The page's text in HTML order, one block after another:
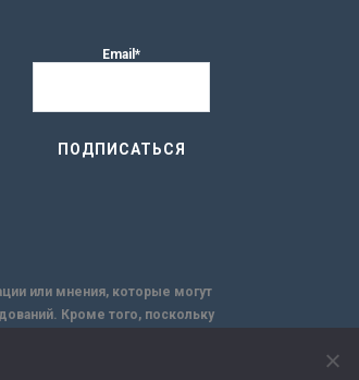
Email*
или мнения, которые могут
Кроме того, поскольку